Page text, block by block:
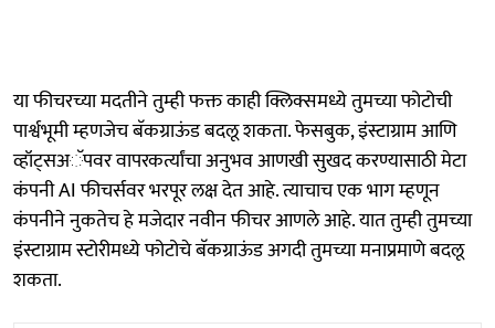
या फीचरच्या मदतीने तुम्ही फक्त काही क्लिक्समध्ये तुमच्या फोटोची
पार्श्वभूमी म्हणजेच बॅकग्राऊंड बदलू शकता. फेसबुक, इंस्टाग्राम आणि
व्हॉट्सअॅपवर वापरकर्त्यांचा अनुभव आणखी सुखद करण्यासाठी मेटा
कंपनी AI फीचर्सवर भरपूर लक्ष देत आहे. त्याचाच एक भाग म्हणून
कंपनीने नुकतेच हे मजेदार नवीन फीचर आणले आहे. यात तुम्ही तुमच्या
इंस्टाग्राम स्टोरीमध्ये फोटोचे बॅकग्राऊंड अगदी तुमच्या मनाप्रमाणे बदलू
शकता.